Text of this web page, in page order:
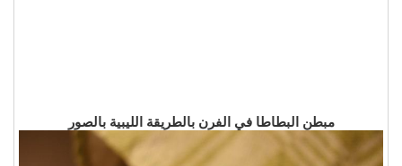
مبطن البطاطا في الفرن بالطريقة الليبية بالصور